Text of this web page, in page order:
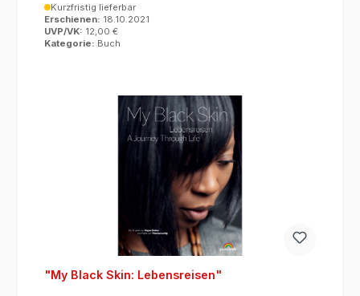
Kurzfristig lieferbar
Erschienen: 18.10.2021
UVP/VK: 12,00 €
Kategorie: Buch
"My Black Skin: Lebensreisen"